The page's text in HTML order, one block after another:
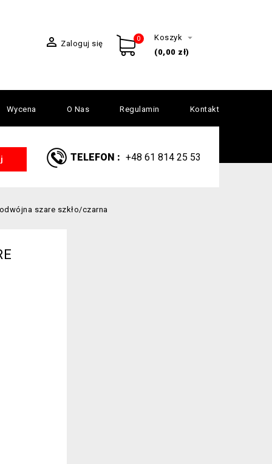
 Zaloguj się
0 Koszyk 
(0,00 zł)
Wycena O Nas Regulamin Kontakt
TELEFON : +48 61 814 25 53
szare szkło/czarna